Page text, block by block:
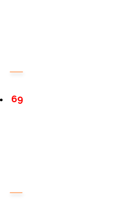
69